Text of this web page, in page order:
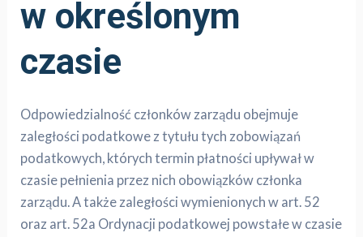
w określonym
czasie
Odpowiedzialność członków zarządu obejmuje
zaległości podatkowe z tytułu tych zobowiązań
podatkowych, których termin płatności upływał w
czasie pełnienia przez nich obowiązków członka
zarządu. A także zaległości wymienionych w art. 52
oraz art. 52a Ordynacji podatkowej powstałe w czasie